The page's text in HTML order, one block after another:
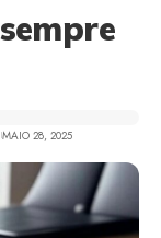
MAIO 28, 2025